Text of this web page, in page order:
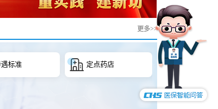
更多>>
全市医保经办机构... 医疗救助情况
医疗保险待遇水平...